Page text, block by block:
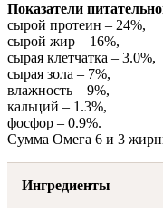
Показатели
сырой протеин – 24%,
сырой жир – 16%,
сырая клетчатка – 3.0%,
сырая зола – 7%,
влажность – 9%,
кальций – 1.3%,
фосфор – 0.9%.
Сумма Омега 6 и 3
Ингредиенты